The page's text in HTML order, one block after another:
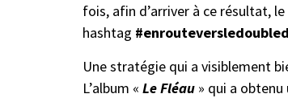
fois, afin d’arriver à ce résultat,
hashtag
Une stratégie qui a visiblement
L’album « Le Fléau » qui a